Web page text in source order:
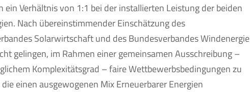
ein Verhältnis von 1:1 bei der installierten Leistung der beiden
Nach übereinstimmender Einschätzung des
Solarwirtschaft und des Bundesverbandes Windenergie
gelingen, im Rahmen einer gemeinsamen Ausschreibung –
Komplexitätsgrad – faire Wettbewerbsbedingungen zu
einen ausgewogenen Mix Erneuerbarer Energien